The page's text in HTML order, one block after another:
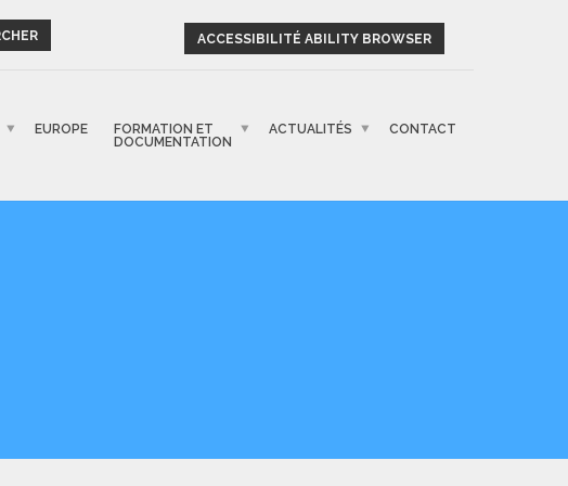
ACCESSIBILITÉ ABILITY BROWSER
EUROPE
FORMATION ET
DOCUMENTATION
ACTUALITÉS CONTACT